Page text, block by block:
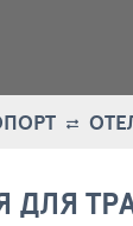
ДЛЯ